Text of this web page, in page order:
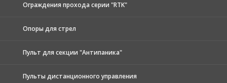
Ограждения прохода серии "RTK"
Опоры для стрел
Пульт для секции "Антипаника"
Пульты дистанционного управления